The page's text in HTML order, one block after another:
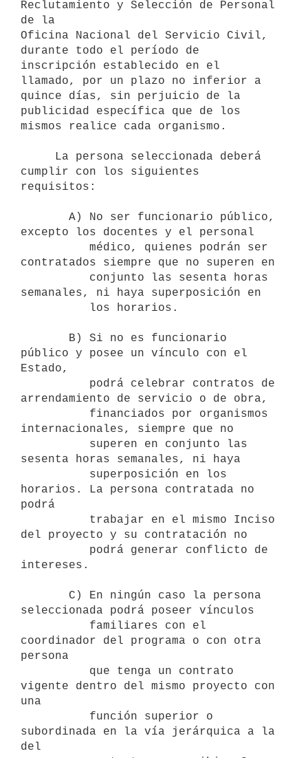
Reclutamiento y Selección de Personal
de la
Oficina Nacional del Servicio Civil,
durante todo el período de
inscripción establecido en el
llamado, por un plazo no inferior a
quince días, sin perjuicio de la
publicidad específica que de los
mismos realice cada organismo.
cumplir con los siguientes
requisitos:
excepto los docentes y el personal
contratados siempre que no superen en
semanales, ni haya superposición en
público y posee un vínculo con el
Estado,
arrendamiento de servicio o de obra,
internacionales, siempre que no
sesenta horas semanales, ni haya
horarios. La persona contratada no
podrá
del proyecto y su contratación no
intereses.
seleccionada podrá poseer vínculos
coordinador del programa o con otra
persona
vigente dentro del mismo proyecto con
una
subordinada en la vía jerárquica a la
del